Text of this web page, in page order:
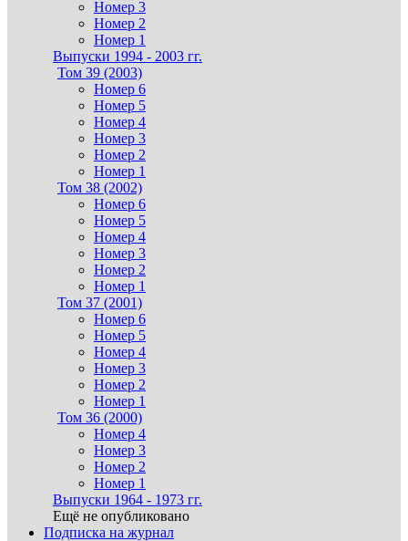
Номер 3
Номер 2
Номер 1
Выпуски 1994 - 2003 гг.
Том 39 (2003)
Номер 6
Номер 5
Номер 4
Номер 3
Номер 2
Номер 1
Том 38 (2002)
Номер 6
Номер 5
Номер 4
Номер 3
Номер 2
Номер 1
Том 37 (2001)
Номер 6
Номер 5
Номер 4
Номер 3
Номер 2
Номер 1
Том 36 (2000)
Номер 4
Номер 3
Номер 2
Номер 1
Выпуски 1964 - 1973 гг.
Ещё не опубликовано
Подписка на журнал